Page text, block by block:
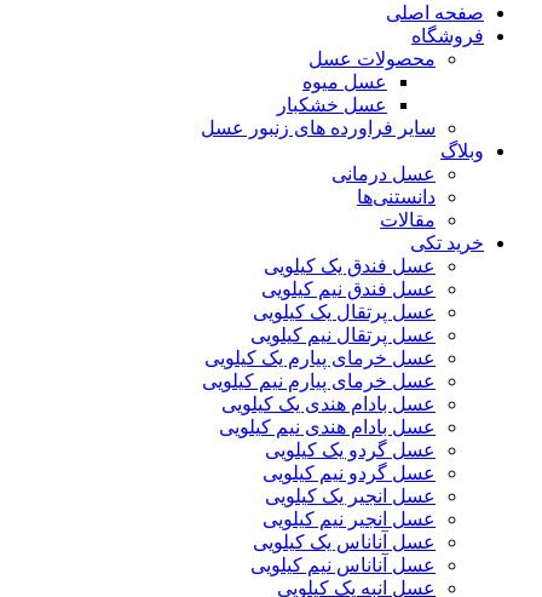
صفحه اصلی
فروشگاه
محصولات عسل
عسل میوه
عسل خشکبار
سایر فراورده های زنبور عسل
وبلاگ
عسل درمانی
دانستنی‌ها
مقالات
خرید تکی
عسل فندق یک کیلویی
عسل فندق نیم کیلویی
عسل پرتقال یک کیلویی
عسل پرتقال نیم کیلویی
عسل خرمای پیارم یک کیلویی
عسل خرمای پیارم نیم کیلویی
عسل بادام هندی یک کیلویی
عسل بادام هندی نیم کیلویی
عسل گردو یک کیلویی
عسل گردو نیم کیلویی
عسل انجیر یک کیلویی
عسل انجیر نیم کیلویی
عسل آناناس یک کیلویی
عسل آناناس نیم کیلویی
عسل انبه یک کیلویی